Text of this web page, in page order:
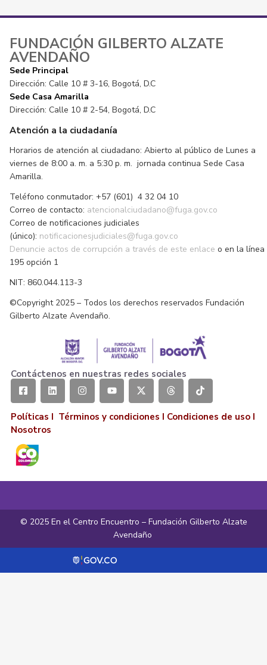
FUNDACIÓN GILBERTO ALZATE
AVENDAÑO
Sede Principal
Dirección: Calle 10 # 3-16, Bogotá, D.C
Sede Casa Amarilla
Dirección: Calle 10 # 2-54, Bogotá, D.C
Atención a la ciudadanía
Horarios de atención al ciudadano: Abierto al público de Lunes a
viernes de 8:00 a. m. a 5:30 p. m. jornada continua Sede Casa
Amarilla.
Teléfono conmutador: +57 (601) 4 32 04 10
Correo de contacto: atencionalciudadano@fuga.gov.co
Correo de notificaciones judiciales
(único): notificacionesjudiciales@fuga.gov.co
Denuncie actos de corrupción a través de este enlace o en la línea
195 opción 1
NIT: 860.044.113-3
©Copyright 2025 – Todos los derechos reservados Fundación
Gilberto Alzate Avendaño.
Contáctenos en nuestras redes sociales
Políticas I Términos y condiciones I Condiciones de uso I
Nosotros
© 2025 En el Centro Encuentro – Fundación Gilberto Alzate
Avendaño